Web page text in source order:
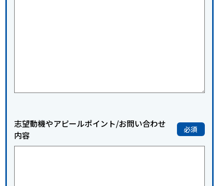
志望動機やアピールポイント/お問い合わせ
内容